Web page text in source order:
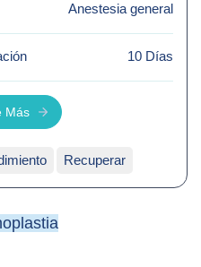
Anestesia general
10 Días
Más
Recuperar